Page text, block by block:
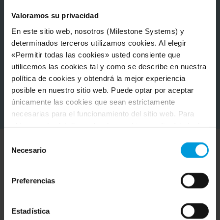
Valoramos su privacidad
En este sitio web, nosotros (Milestone Systems) y
determinados terceros utilizamos cookies. Al elegir
«Permitir todas las cookies» usted consiente que
utilicemos las cookies tal y como se describe en nuestra
política de cookies y obtendrá la mejor experiencia
posible en nuestro sitio web. Puede optar por aceptar
únicamente las cookies que sean estrictamente
necesarias para el funcionamiento del sitio web. Para
Respecto a las cookies, su consentimiento se aplica al
milestonesys.com junto con los subdominios
. Respecto a las cookies de Google, usted
también podrá instalar un complemento de inhabilitación
https://tools.google.com/dlpage/gaoptout?hl=es.
Necesario
Preferencias
Estadística
Descubra Milestone en
Descubra cómo estos diversos clientes utilizan Milestone